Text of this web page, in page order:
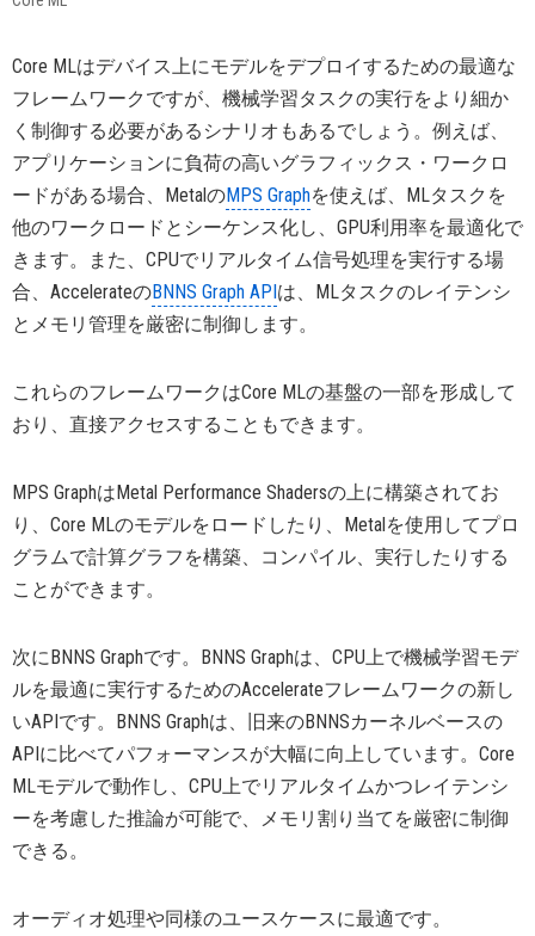
Core MLはデバイス上にモデルをデプロイするための最適な
フレームワークですが、機械学習タスクの実行をより細か
く制御する必要があるシナリオもあるでしょう。例えば、
アプリケーションに負荷の高いグラフィックス・ワークロ
ードがある場合、MetalのMPS Graphを使えば、MLタスクを
他のワークロードとシーケンス化し、GPU利用率を最適化で
きます。また、CPUでリアルタイム信号処理を実行する場
合、AccelerateのBNNS Graph API は、MLタスクのレイテンシ
とメモリ管理を厳密に制御します。
これらのフレームワークはCore MLの基盤の一部を形成して
おり、直接アクセスすることもできます。
MPS GraphはMetal Performance Shadersの上に構築されてお
り、Core MLのモデルをロードしたり、Metalを使用してプロ
グラムで計算グラフを構築、コンパイル、実行したりする
ことができます。
次にBNNS Graphです。BNNS Graphは、CPU上で機械学習モデ
ルを最適に実行するためのAccelerateフレームワークの新し
いAPIです。BNNS Graphは、旧来のBNNSカーネルベースの
APIに比べてパフォーマンスが大幅に向上しています。Core
MLモデルで動作し、CPU上でリアルタイムかつレイテンシ
ーを考慮した推論が可能で、メモリ割り当てを厳密に制御
できる。
オーディオ処理や同様のユースケースに最適です。